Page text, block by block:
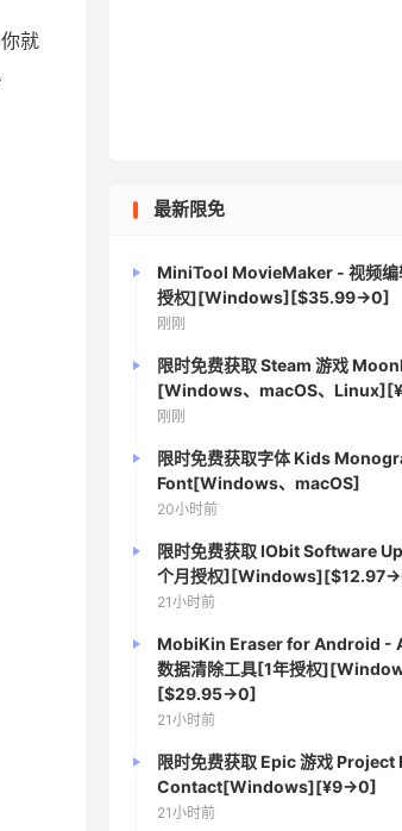
就
最新限免
MiniTool MovieMaker - 视频编
授权][Windows][$35.99→0]
刚刚
限时免费获取 Steam 游戏
[Windows、macOS、
刚刚
限时免费获取字体 Kids
Font[Windows、macOS]
20小时前
限时免费获取 IObit Software
个月授权
21小时前
MobiKin Eraser for Android -
数据清除工具[1年授权
[$29.95→0]
21小时前
限时免费获取 Epic 游戏 Project
Contact[Windows][¥9→0]
21小时前